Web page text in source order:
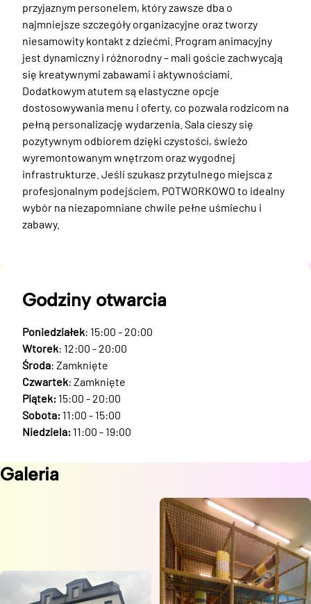
przyjaznym personelem, który zawsze dba o
najmniejsze szczegóły organizacyjne oraz tworzy
niesamowity kontakt z dziećmi. Program animacyjny
jest dynamiczny i różnorodny – mali goście zachwycają
się kreatywnymi zabawami i aktywnościami.
Dodatkowym atutem są elastyczne opcje
dostosowywania menu i oferty, co pozwala rodzicom na
pełną personalizację wydarzenia. Sala cieszy się
pozytywnym odbiorem dzięki czystości, świeżo
wyremontowanym wnętrzom oraz wygodnej
infrastrukturze. Jeśli szukasz przytulnego miejsca z
profesjonalnym podejściem, POTWORKOWO to idealny
wybór na niezapomniane chwile pełne uśmiechu i
zabawy.
Godziny otwarcia
Poniedziałek: 15:00 - 20:00
Wtorek: 12:00 - 20:00
Środa: Zamknięte
Czwartek: Zamknięte
Piątek: 15:00 - 20:00
Sobota: 11:00 - 15:00
Niedziela: 11:00 - 19:00
Galeria